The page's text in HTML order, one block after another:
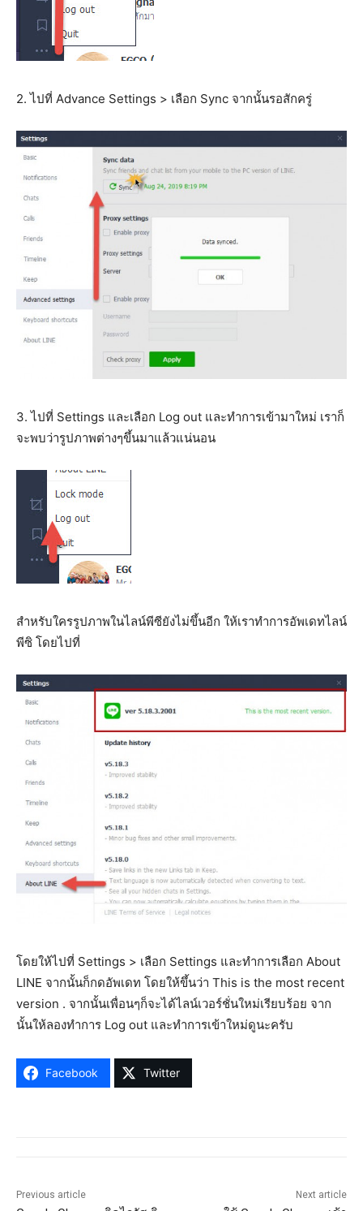
2. ไปที่ Advance Settings > เลือก Sync จากนั้นรอสักครู่
3. ไปที่ Settings และเลือก Log out และทำการเข้ามาใหม่ เราก็
จะพบว่ารูปภาพต่างๆขึ้นมาแล้วแน่นอน
สำหรับใครรูปภาพในไลน์พีซียังไม่ขึ้นอีก ให้เราทำการอัพเดทไลน์
พีซิ โดยไปที่
โดยให้ไปที่ Settings > เลือก Settings และทำการเลือก About
LINE จากนั้นก็กดอัพเดท โดยให้ขึ้นว่า This is the most recent
version . จากนั้นเพื่อนๆก็จะได้ไลน์เวอร์ชั่นใหม่เรียบร้อย จาก
นั้นให้ลองทำการ Log out และทำการเข้าใหม่ดูนะครับ
Facebook Twitter
Previous article Next article